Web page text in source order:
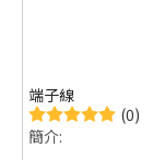
端子線
(0)
簡介: